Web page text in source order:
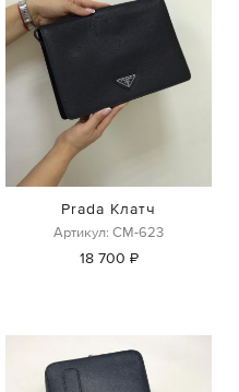
Prada Клатч
Артикул: СМ-623
18 700 ₽